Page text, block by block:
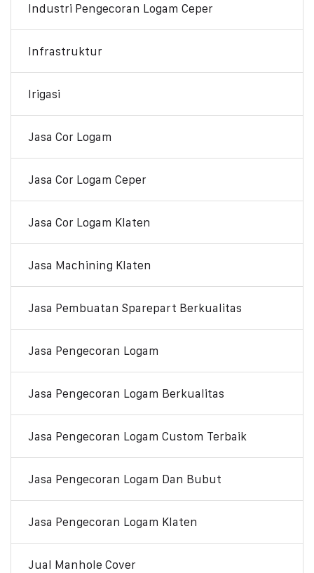
Industri Pengecoran Logam Ceper
Infrastruktur
Irigasi
Jasa Cor Logam
Jasa Cor Logam Ceper
Jasa Cor Logam Klaten
Jasa Machining Klaten
Jasa Pembuatan Sparepart Berkualitas
Jasa Pengecoran Logam
Jasa Pengecoran Logam Berkualitas
Jasa Pengecoran Logam Custom Terbaik
Jasa Pengecoran Logam Dan Bubut
Jasa Pengecoran Logam Klaten
Jual Manhole Cover